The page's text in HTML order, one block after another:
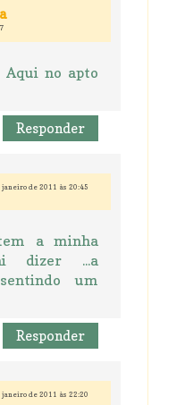
Aqui no apto
Responder
janeiro de 2011 às 20:45
a minha
dizer ...a
um
Responder
janeiro de 2011 às 22:20